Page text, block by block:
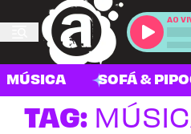
AO
MÚSICA SOFÁ &
TAG: